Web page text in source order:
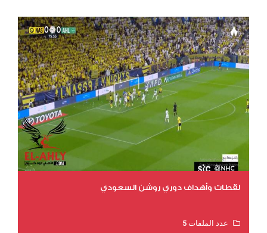
لقطات وأهداف دوري روشن السعودي
عدد الملفات 5